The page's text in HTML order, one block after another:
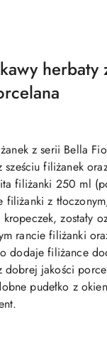
herbaty
z serii Bella
sześciu filiżanek
filiżanki 250 ml
filiżanki z
zostały
rancie filiżanki
dodaje filiżance
dobrej jakości
pudełko z